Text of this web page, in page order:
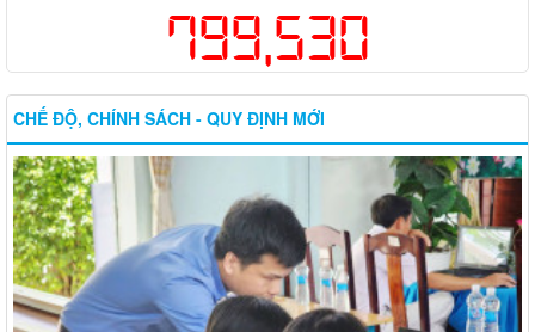
799,530
CHẾ ĐỘ, CHÍNH SÁCH - QUY ĐỊNH MỚI